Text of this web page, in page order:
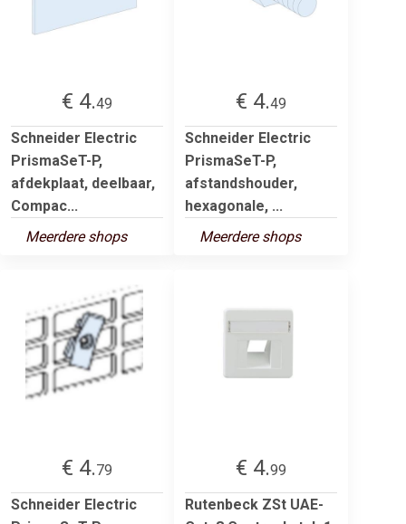
€ 4.49
Schneider Electric
PrismaSeT-P,
afdekplaat, deelbaar,
Compac...
Meerdere shops
€ 4.49
Schneider Electric
PrismaSeT-P,
afstandshouder,
hexagonale, ...
Meerdere shops
€ 4.79
Schneider Electric
€ 4.99
Rutenbeck ZSt UAE-